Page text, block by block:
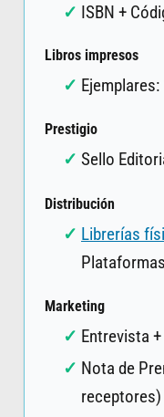
ISBN +
Libros impresos
Prestigio
Sello
Distribución
Librerías
Marketing
Entrevista
Nota de
receptores)